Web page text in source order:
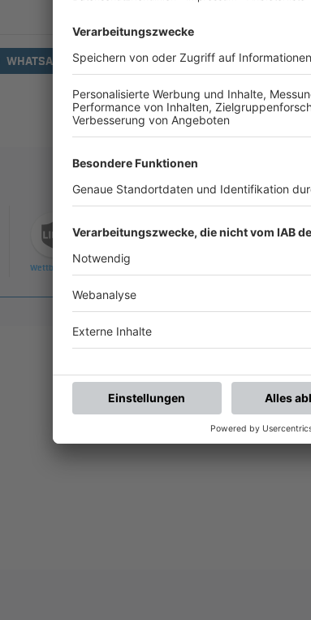
WHATSAPP MAIL
Wettbewerb
Nach der Registrierung kannst du dir
Ligen, die dann direkt hier angezeigt werden.